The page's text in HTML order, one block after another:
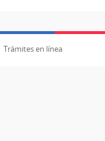
Trámites en línea